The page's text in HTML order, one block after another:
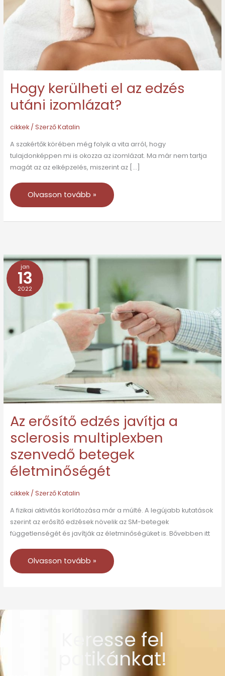
Hogy kerülheti el az edzés
utáni izomlázat?
cikkek/ SzerzőKatalin
A szakértők körében még folyik a vita arról, hogy
tulajdonképpen mi is okozza az izomlázat. Ma már nem tartja
magát az az elképzelés, miszerint az […]
Olvasson tovább »
jan
13
2022
Az erősítő edzés javítja a
sclerosis multiplexben
szenvedő betegek
életminőségét
cikkek/ SzerzőKatalin
A fizikai aktivitás korlátozása már a múlté. A legújabb kutatások
szerint az erősítő edzések növelik az SM-betegek
függetlenségét és javítják az életminőségüket is. Bővebben itt
Az
erősítő
edzés
multiplexben
betegek
életminőségét
Olvasson tovább »
Keresse fel
patikánkat!